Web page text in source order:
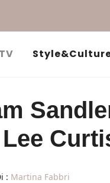
: Martina Fabbri